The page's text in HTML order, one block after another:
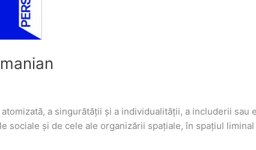
a singurătății și a individualității, a includerii sau
și de cele ale organizării spațiale, în spațiul